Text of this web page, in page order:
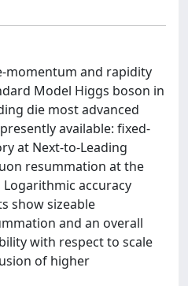
momentum and rapidity
Model Higgs boson in
die most advanced
available: fixed-
at Next-to-Leading
resummation at the
accuracy
show sizeable
and an overall
with respect to scale
of higher